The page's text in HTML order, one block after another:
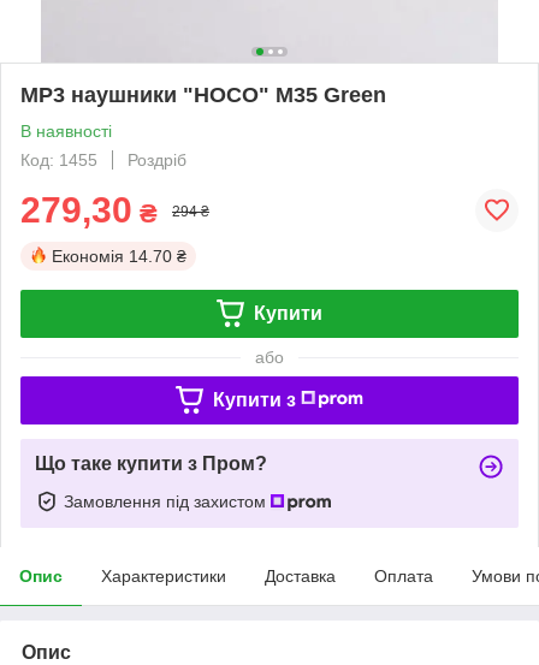
MP3 наушники "HOCO" M35 Green
В наявності
Код: 1455
Роздріб
279,30 ₴ 294 ₴
Економія 14.70 ₴
Купити
або
Купити з
Що таке купити з Пром?
Замовлення під захистом
Опис Характеристики Доставка Оплата Умови
Опис